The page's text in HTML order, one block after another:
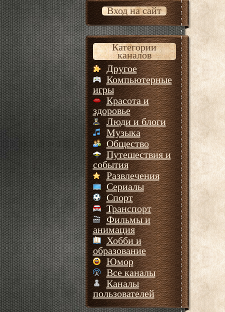
Вход на сайт
Категории
каналов
Другое
Компьютерные
игры
Красота и
здоровье
Люди и блоги
Музыка
Общество
Путешествия и
события
Развлечения
Сериалы
Спорт
Транспорт
Фильмы и
анимация
Хобби и
образование
Юмор
Все каналы
Каналы
пользователей